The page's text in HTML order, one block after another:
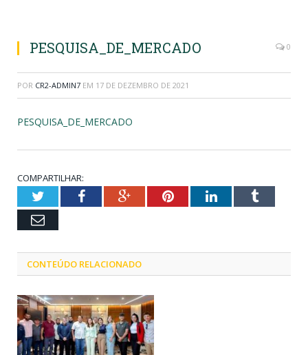
PESQUISA_DE_MERCADO 0
POR CR2-ADMIN7 EM 17 DE DEZEMBRO DE 2021
PESQUISA_DE_MERCADO
COMPARTILHAR:
TwitterFacebookGoogle+PinterestLinkedInTumblr
Email
CONTEÚDO RELACIONADO